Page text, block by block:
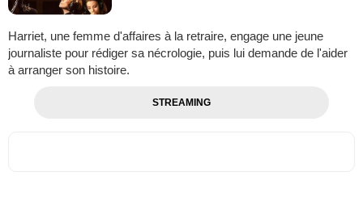
Harriet, une femme d'affaires à la retraire, engage une jeune
journaliste pour rédiger sa nécrologie, puis lui demande de l'aider
à arranger son histoire.
STREAMING